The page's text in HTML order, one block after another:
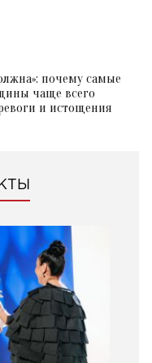
почему самые
чаще всего
и истощения